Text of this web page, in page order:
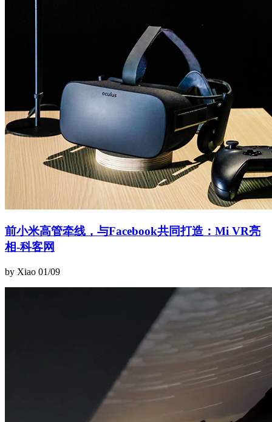
前小米高管牵线，与Facebook共同打造：Mi VR亮
相-科客网
by Xiao 01/09